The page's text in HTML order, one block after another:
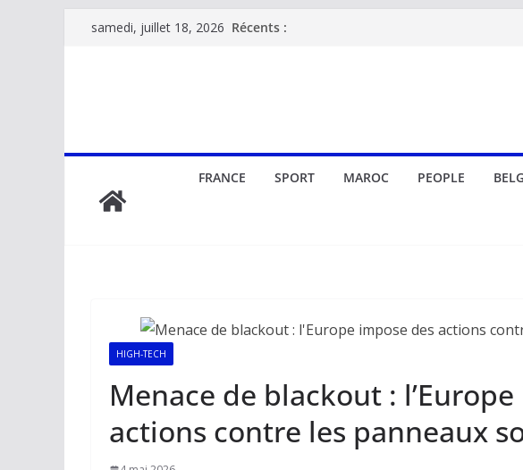
Passersamedi, juillet 18, 2026 Récents :
FRANCE SPORT MAROC PEOPLE
HIGH-TECH
Menace de blackout :
actions contre les panneaux